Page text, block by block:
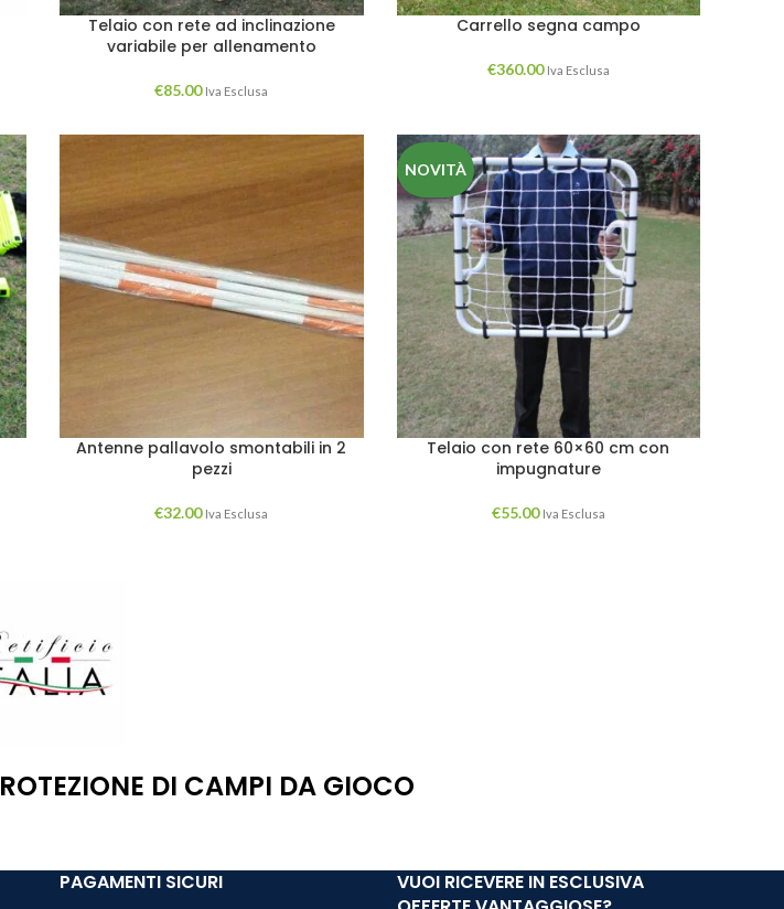
Telaio con rete ad inclinazione
variabile per allenamento
€85.00 Iva Esclusa
Carrello segna campo
€360.00 Iva Esclusa
Antenne pallavolo smontabili in 2
pezzi
€32.00 Iva Esclusa
NOVITÀ
Telaio con rete 60×60 cm con
impugnature
€55.00 Iva Esclusa
DI CAMPI DA GIOCO
PAGAMENTI SICURI
VUOI RICEVERE IN ESCLUSIVA